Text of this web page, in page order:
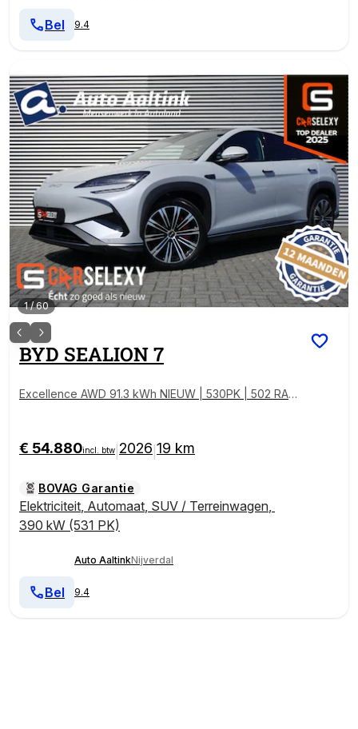
9.4
Bel
1/60
BYD SEALION 7
Excellence AWD 91.3 kWh NIEUW | 530PK | 502 RAN
€ 54.880incl. btw 2026 19 km
BOVAG Garantie
Elektriciteit, Automaat, SUV / Terreinwagen,
390 kW (531 PK)
Auto AaltinkNijverdal
9.4
Bel